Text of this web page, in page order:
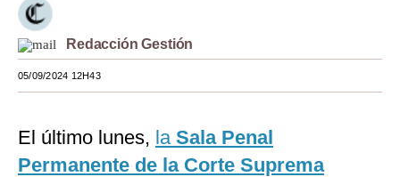
Estilos
Mundo Redacción Gestión
05/09/2024 12H43
El último lunes, la Sala Penal
Permanente de la Corte Suprema